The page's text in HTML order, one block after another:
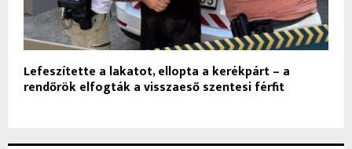
Lefeszítette a lakatot, ellopta a kerékpárt – a
rendőrök elfogták a visszaeső szentesi férfit